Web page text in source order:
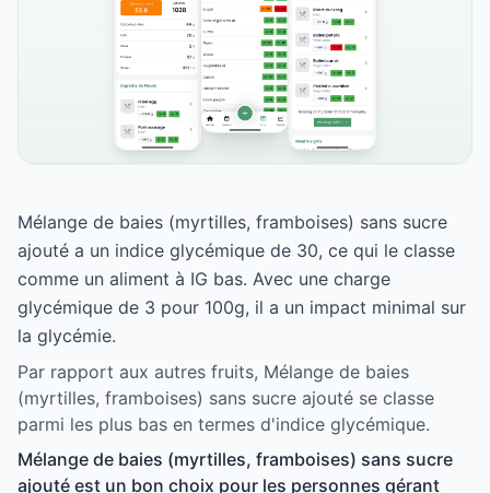
Mélange de baies (myrtilles, framboises) sans sucre
ajouté a un indice glycémique de 30, ce qui le classe
comme un aliment à IG bas. Avec une charge
glycémique de 3 pour 100g, il a un impact minimal sur
la glycémie.
Par rapport aux autres fruits, Mélange de baies
(myrtilles, framboises) sans sucre ajouté se classe
parmi les plus bas en termes d'indice glycémique.
Mélange de baies (myrtilles, framboises) sans sucre
ajouté est un bon choix pour les personnes gérant